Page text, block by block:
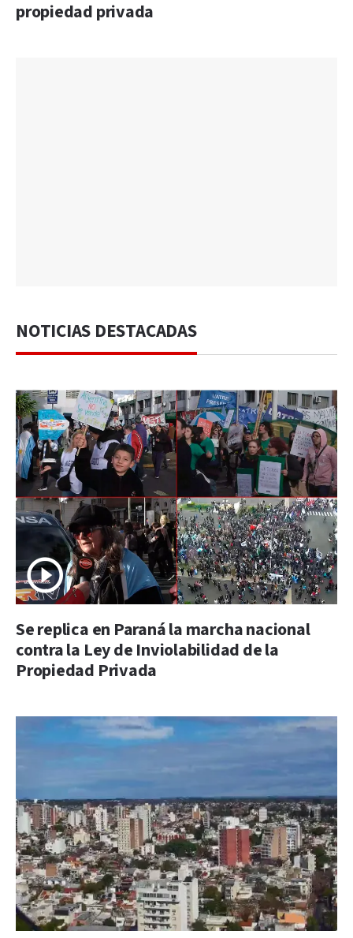
propiedad privada
NOTICIAS DESTACADAS
Se replica en Paraná la marcha nacional
contra la Ley de Inviolabilidad de la
Propiedad Privada